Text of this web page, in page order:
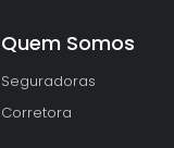
Quem Somos
Seguradoras
Corretora